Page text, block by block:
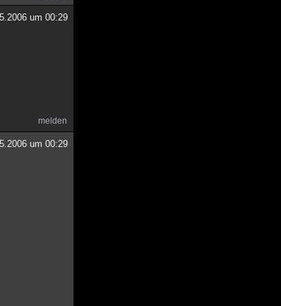
um 00:29
melden
um 00:29